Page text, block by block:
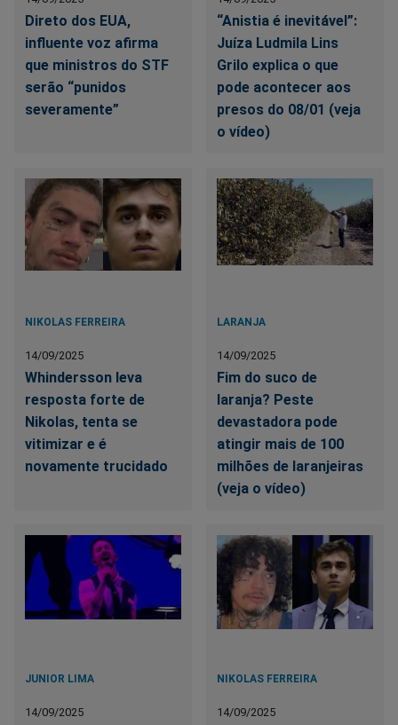
Direto dos EUA,
influente voz afirma
que ministros do STF
serão “punidos
severamente”
“Anistia é inevitável”:
Juíza Ludmila Lins
Grilo explica o que
pode acontecer aos
presos do 08/01 (veja
o vídeo)
NIKOLAS FERREIRA
14/09/2025
Whindersson leva
resposta forte de
Nikolas, tenta se
vitimizar e é
novamente trucidado
LARANJA
14/09/2025
Fim do suco de
laranja? Peste
devastadora pode
atingir mais de 100
milhões de laranjeiras
(veja o vídeo)
JUNIOR LIMA
14/09/2025
NIKOLAS FERREIRA
14/09/2025